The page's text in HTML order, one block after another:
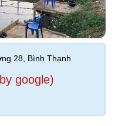
28, Bình Thạnh
google)